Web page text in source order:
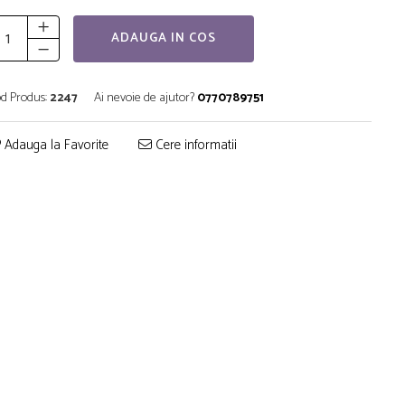
ADAUGA IN COS
Produs:2247 Ai nevoie de ajutor?0770789751
Adauga la Favorite Cere informatii